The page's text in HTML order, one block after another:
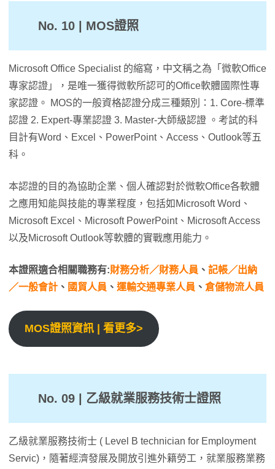
No. 10 | MOS證照
Microsoft Office Specialist 的縮寫，中文稱之為「微軟Office
專家認證」，是唯一獲得微軟所認可的Office軟體國際性專
家認證。 MOS的一般資格認證分成三種類別：1. Core-標準
認證 2. Expert-專業認證 3. Master-大師級認證 。考試的科
目計有Word、Excel、PowerPoint、Access、Outlook等五
科。
本認證的目的為協助企業、個人確認對於微軟Office各軟體
之應用知能與技能的專業程度，包括如Microsoft Word、
Microsoft Excel、Microsoft PowerPoint、Microsoft Access
以及Microsoft Outlook等軟體的實戰應用能力。
本證照適合相關職務有:財務分析／財務人員 、 記帳／出納
／一般會計 、 國貿人員 、 運輸交通專業人員 、 倉儲物流人員
MOS證照資訊 | 看更多>
No. 09 | 乙級就業服務技術士證照
乙級就業服務技術士 ( Level B technician for Employment
Servic)，隨著經濟發展及開放引進外籍勞工，就業服務業務